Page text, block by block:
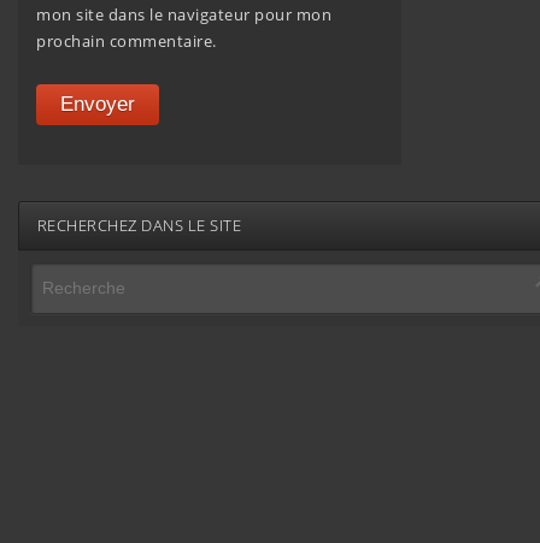
mon site dans le navigateur pour mon
prochain commentaire.
RECHERCHEZ DANS LE SITE